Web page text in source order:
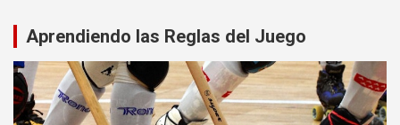
Aprendiendo las Reglas del Juego